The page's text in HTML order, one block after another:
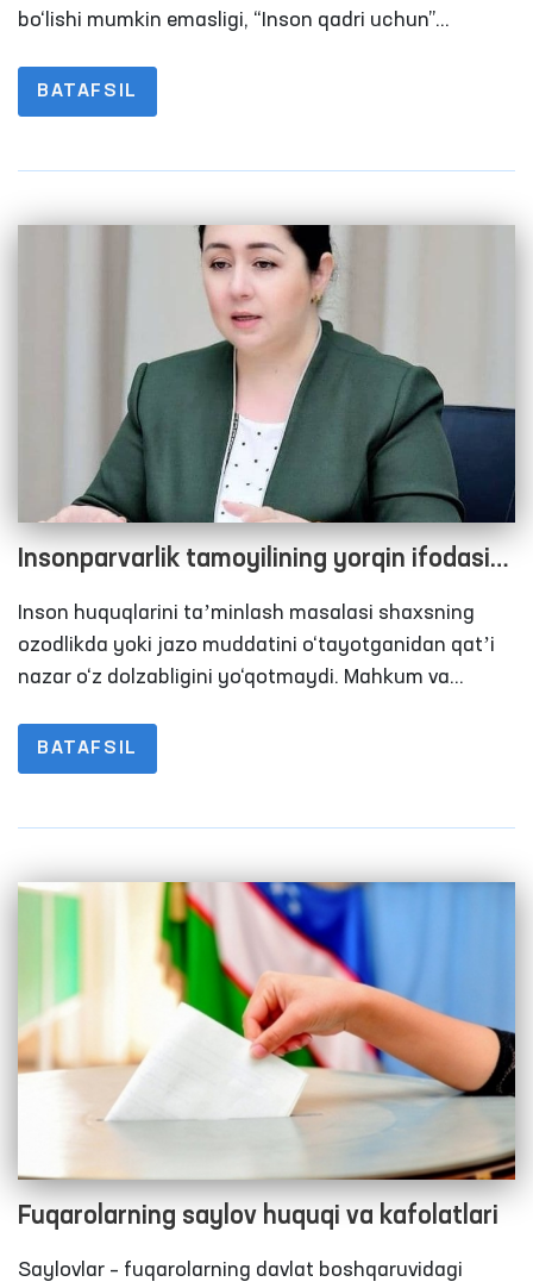
bo‘lishi mumkin emasligi, “Inson qadri uchun”
idoralari faoliyatida bosh mezon bo‘lishi shartligi
Davlat rahbarining qatʼiy talabidir. Shu nuqtai
uchun xizmat qiladigan normalar amaldagisidan 3
BATAFSIL
Insonparvarlik tamoyilining yorqin ifodasi
harakatlanish erkinligi cheklangan
muassasalarda ham o‘z aksini topmoqda
Inson huquqlarini taʼminlash masalasi shaxsning
ozodlikda yoki jazo muddatini o‘tayotganidan qatʼi
nazar o‘z dolzabligini yo‘qotmaydi. Mahkum va
muayyan huquqlarga ega. Xususan,
Konstitutsiyamizda ozodlikdan mahrum etilgan
belgilangan.
BATAFSIL
Fuqarolarning saylov huquqi va kafolatlari
Saylovlar – fuqarolarning davlat boshqaruvidagi